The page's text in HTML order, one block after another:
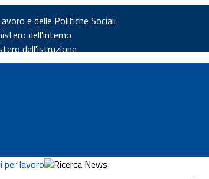
e delle Politiche Sociali
dell'interno
dell'istruzione
per lavoro Ricerca News